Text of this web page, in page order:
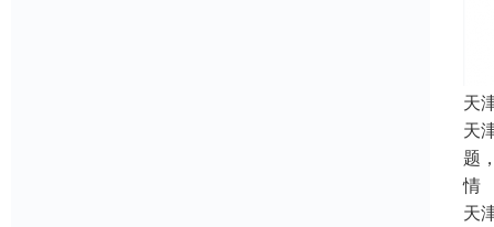
天
天
题
情
天